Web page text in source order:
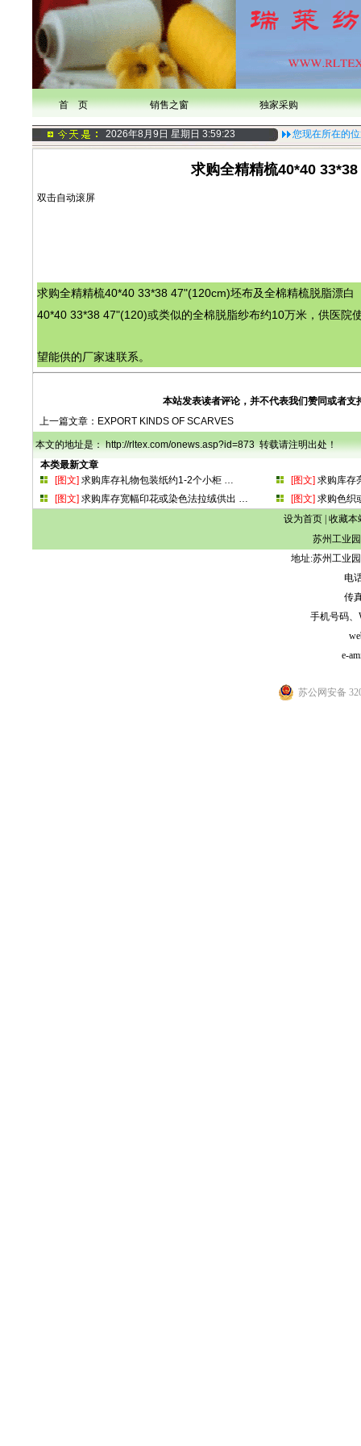
首 页 销售之窗 独家采购
2026年8月9日 星期日 3:59:24 您现在所在的
求购全精精梳40*40
双击自动滚屏
求购全精精梳40*40 33*38 47"(120cm)坯布及全棉精梳脱脂漂白
40*40 33*38 47"(120)或类似的全棉脱脂纱布约10万米，供医院
望能供的厂家速联系。
本站发表读者评论，并不代表我们赞同或者
上一篇文章： EXPORT KINDS OF SCARVES
本文的地址是： http://rltex.com/onews.asp?id=873 转载请注明出处！
本类最新文章
[图文] 求购库存礼物包装纸约1-2个小柜 … [图文] 求购库存
[图文] 求购库存宽幅印花或染色法拉绒供出 … [图文] 求购色织
设为首页| 收藏本
苏州工业
地址:苏州工业
电
传
手机号码、
e-
苏公网安备